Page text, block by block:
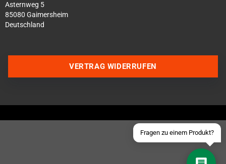
Asternweg 5
85080 Gaimersheim
Deutschland
Fragen zu einem Produkt?
Schick uns eine eMail
VERTRAG WIDERRUFEN